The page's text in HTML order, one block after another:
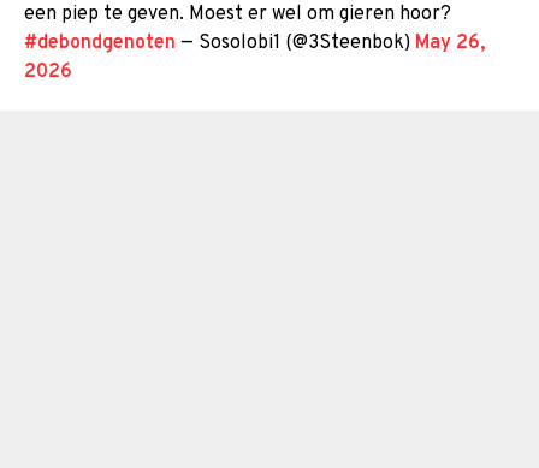
een piep te geven. Moest er wel om gieren hoor?
#debondgenoten — Sosolobi1 (@3Steenbok) May 26,
2026